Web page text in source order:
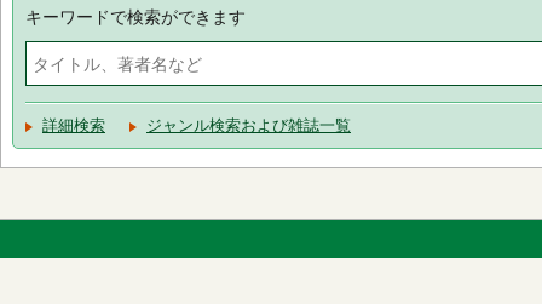
キーワードで検索ができます
詳細検索 ジャンル検索および雑誌一覧